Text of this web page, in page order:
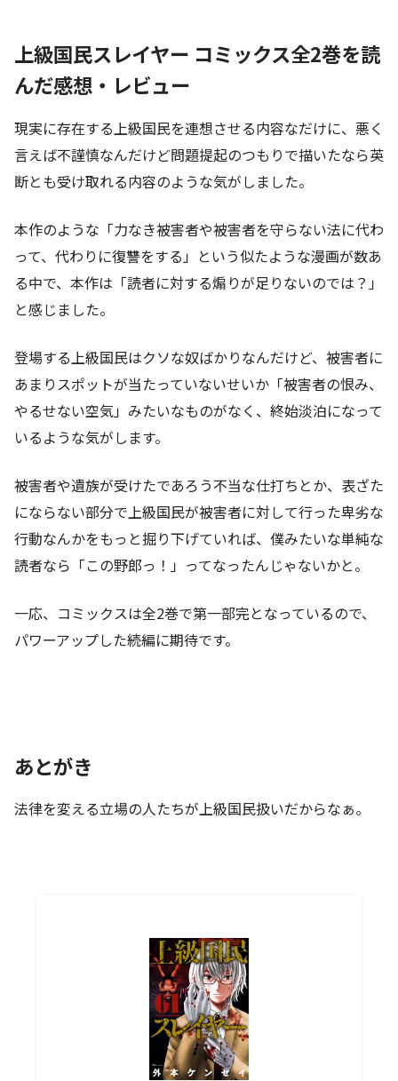
上級国民スレイヤー コミックス全2巻を読
んだ感想・レビュー
現実に存在する上級国民を連想させる内容なだけに、悪く
言えば不謹慎なんだけど問題提起のつもりで描いたなら英
断とも受け取れる内容のような気がしました。
本作のような「力なき被害者や被害者を守らない法に代わ
って、代わりに復讐をする」という似たような漫画が数あ
る中で、本作は「読者に対する煽りが足りないのでは？」
と感じました。
登場する上級国民はクソな奴ばかりなんだけど、被害者に
あまりスポットが当たっていないせいか「被害者の恨み、
やるせない空気」みたいなものがなく、終始淡泊になって
いるような気がします。
被害者や遺族が受けたであろう不当な仕打ちとか、表ざた
にならない部分で上級国民が被害者に対して行った卑劣な
行動なんかをもっと掘り下げていれば、僕みたいな単純な
読者なら「この野郎っ！」ってなったんじゃないかと。
一応、コミックスは全2巻で第一部完となっているので、
パワーアップした続編に期待です。
あとがき
法律を変える立場の人たちが上級国民扱いだからなぁ。